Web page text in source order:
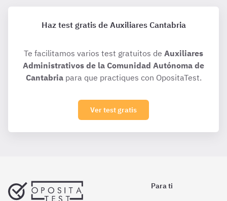
Haz test gratis de Auxiliares Cantabria
Te facilitamos varios test gratuitos de Auxiliares
Administrativos de la Comunidad Autónoma de
Cantabriapara que practiques con OpositaTest.
Ver test gratis
Para ti